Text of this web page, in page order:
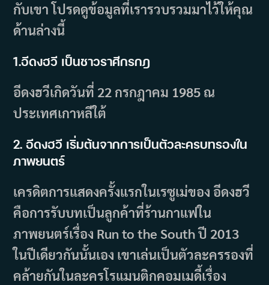
กับเขา โปรดดูข้อมูลที่เรารวบรวมมาไว้ให้คุณ
ด้านล่างนี้
1.อีดงฮวี เป็นชาวราศีกรกฎ
อีดงฮวีเกิดวันที่ 22 กรกฎาคม 1985 ณ
ประเทศเกาหลีใต้
2. อีดงฮวี เริ่มต้นจากการเป็นตัวละครบทรองใน
ภาพยนตร์
เครดิตการแสดงครั้งแรกในเรซูเม่ของ อีดงฮวี
คือการรับบทเป็นลูกค้าที่ร้านกาแฟใน
ภาพยนตร์เรื่อง Run to the South ปี 2013
ในปีเดียวกันนั้นเอง เขาเล่นเป็นตัวละครรองที่
คล้ายกันในละครโรแมนติกคอมเมดี้เรื่อง